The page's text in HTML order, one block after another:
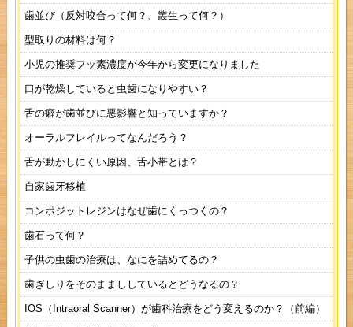
歯並び（反対咬合って何？、叢生って何？）
型取りの材料は何？
小児の推奨フッ素濃度が今年から変更になりました
口が乾燥していると虫歯になりやすい？
舌の癖が歯並びに悪影響と知っていますか？
オーラルフレイルってなんだろう？
舌が動かしにくい原因、舌小帯とは？
自家歯牙移植
コンポジットレジンはなぜ歯にくっつくの？
歯石って何？
子供の虫歯の治療は、なにを詰めてるの？
歯ぎしりをそのままししているとどうなるの？
IOS（Intraoral Scanner）が歯科治療をどう変えるのか？（前編）